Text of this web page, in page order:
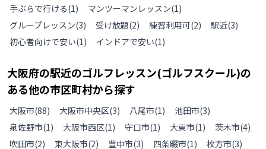
手ぶらで行ける(1) マンツーマンレッスン(1)
グループレッスン(3) 受け放題(2) 練習利用可(2) 駅近(3)
初心者向けで安い(1) インドアで安い(1)
大阪府の駅近のゴルフレッスン(ゴルフスクール)の
ある他の市区町村から探す
大阪市(88) 大阪市中央区(3) 八尾市(1) 池田市(3)
泉佐野市(1) 大阪市西区(1) 守口市(1) 大東市(1) 茨木市(4)
吹田市(2) 東大阪市(2) 豊中市(3) 四条畷市(1) 枚方市(3)